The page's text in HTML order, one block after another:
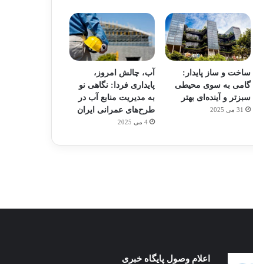
ساخت و ساز پایدار:
گامی به سوی محیطی
سبزتر و آینده‌ای بهتر
31 می 2025
آب، چالش امروز،
پایداری فردا: نگاهی نو
به مدیریت منابع آب در
طرح‌های عمرانی ایران
4 می 2025
هدفون های 2023
اعلام وصول پایگاه خبری